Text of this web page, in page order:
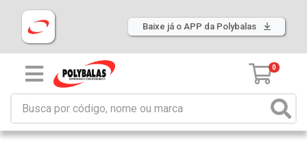
Baixe já o APP da Polybalas
0